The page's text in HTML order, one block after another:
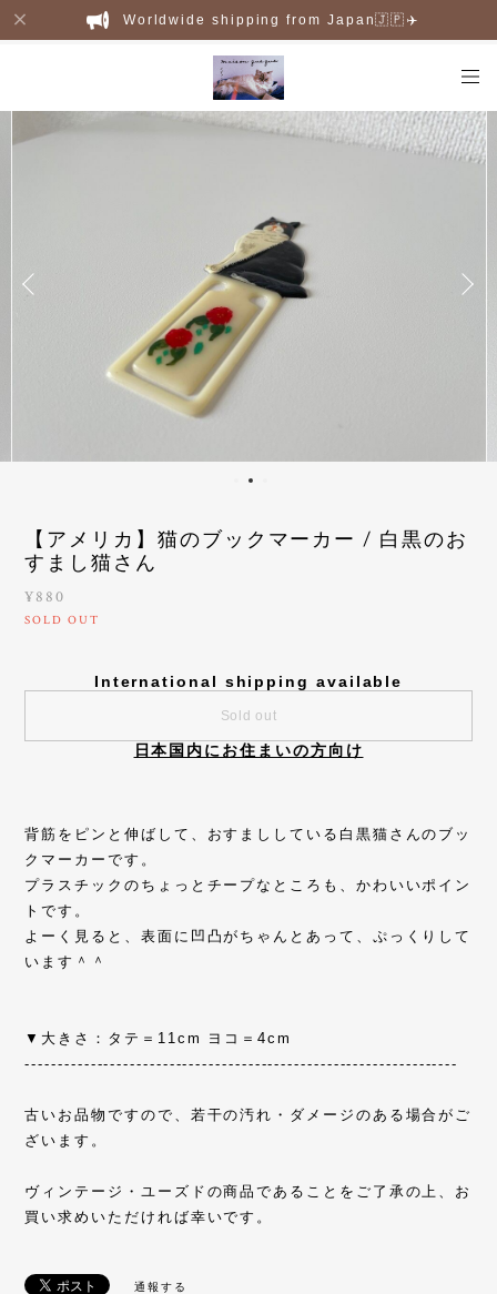
Worldwide shipping from Japan🇯🇵✈️
【アメリカ】猫のブックマーカー / 白黒のお
すまし猫さん
¥880
SOLD OUT
International shipping available
Sold out
日本国内にお住まいの方向け
背筋をピンと伸ばして、おすまししている白黒猫さんのブッ
クマーカーです。
プラスチックのちょっとチープなところも、かわいいポイン
トです。
よーく見ると、表面に凹凸がちゃんとあって、ぷっくりして
います＾＾
▼大きさ：タテ＝11cm ヨコ＝4cm
------------------------------------------------------------------
古いお品物ですので、若干の汚れ・ダメージのある場合がご
ざいます。
ヴィンテージ・ユーズドの商品であることをご了承の上、お
買い求めいただければ幸いです。
通報する